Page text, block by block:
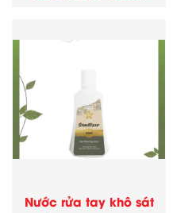
Nước rửa tay khô sát